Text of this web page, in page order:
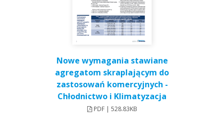
Nowe wymagania stawiane
agregatom skraplającym do
zastosowań komercyjnych -
Chłodnictwo i Klimatyzacja
PDF | 528.83KB